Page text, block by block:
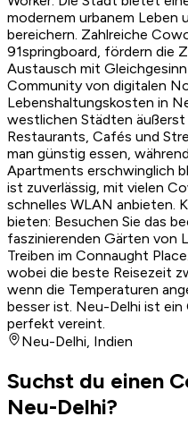
modernem urbanem Leben
bereichern. Zahlreiche
91springboard, fördern die
Austausch mit
Community von digitalen
Lebenshaltungskosten in
westlichen Städten äußerst
Restaurants, Cafés und
man günstig essen,
Apartments erschwinglich
ist zuverlässig, mit vielen
schnelles WLAN anbieten.
bieten: Besuchen Sie das
faszinierenden Gärten von
Treiben im Connaught
wobei die beste Reisezeit
wenn die Temperaturen
besser ist. Neu-Delhi ist
perfekt vereint.
Neu-Delhi, Indien
Suchst du einen
Neu-Delhi?